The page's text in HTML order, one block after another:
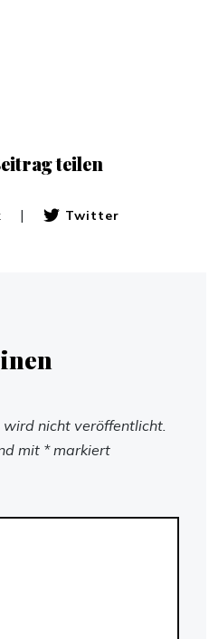
teilen
| Twitter
nicht veröffentlicht.
mit *markiert